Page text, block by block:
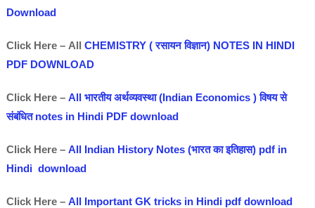
Download
Click Here – All CHEMISTRY ( रसायन विज्ञान) NOTES IN HINDI
PDF DOWNLOAD
Click Here – All भारतीय अर्थव्यवस्था (Indian Economics ) विषय से
संबंधित notes in Hindi PDF download
Click Here – All Indian History Notes (भारत का इतिहास) pdf in
Hindi download
Click Here – All Important GK tricks in Hindi pdf download